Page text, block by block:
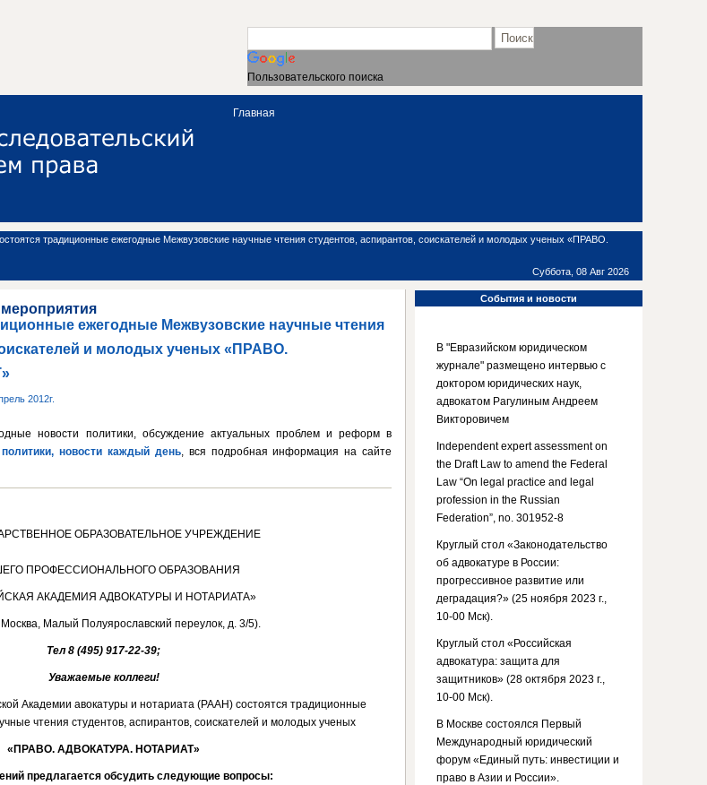
Пользовательского поиска
Главная
традиционные ежегодные Межвузовские научные чтения студентов, аспирантов, соискателей и молодых ученых «ПРАВО.
Суббота, 08 Авг 2026
ежегодные Межвузовские научные чтения
и молодых ученых «ПРАВО.
2012г.
новости политики, обсуждение актуальных проблем и реформ в
новости каждый день, вся подробная информация на сайте
ОБРАЗОВАТЕЛЬНОЕ УЧРЕЖДЕНИЕ
ПРОФЕССИОНАЛЬНОГО ОБРАЗОВАНИЯ
АКАДЕМИЯ АДВОКАТУРЫ И НОТАРИАТА»
Москва, Малый Полуярославский переулок, д. 3/5).
Тел 8 (495) 917-22-39;
Уважаемые коллеги!
Академии авокатуры и нотариата (РААН) состоятся традиционные
чтения студентов, аспирантов, соискателей и молодых ученых
«ПРАВО. АДВОКАТУРА. НОТАРИАТ»
предлагается обсудить следующие вопросы:
События и новости
В "Евразийском юридическом
журнале" размещено интервью с
доктором юридических наук,
адвокатом Рагулиным Андреем
Викторовичем
Independent expert assessment on
the Draft Law to amend the Federal
Law “On legal practice and legal
profession in the Russian
Federation”, no. 301952-8
Круглый стол «Законодательство
об адвокатуре в России:
прогрессивное развитие или
деградация?» (25 ноября 2023 г.,
10-00 Мск).
Круглый стол «Российская
адвокатура: защита для
защитников» (28 октября 2023 г.,
10-00 Мск).
В Москве состоялся Первый
Международный юридический
форум «Единый путь: инвестиции и
право в Азии и России».